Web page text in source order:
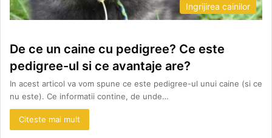
Ingrijirea cainilor
De ce un caine cu pedigree? Ce este
pedigree-ul si ce avantaje are?
In acest articol va vom spune ce este pedigree-ul unui caine (si ce
nu este). Ce informatii contine, de unde…
Citeste mai mult